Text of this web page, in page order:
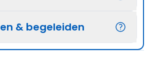
& begeleiden